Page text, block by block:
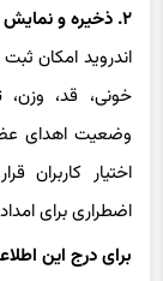
اندروید امکان
خونی، قد، وزن،
وضعیت اهدای
اختیار کاربران
اضطراری برای
برای درج این
تنظیمات > ایمنی